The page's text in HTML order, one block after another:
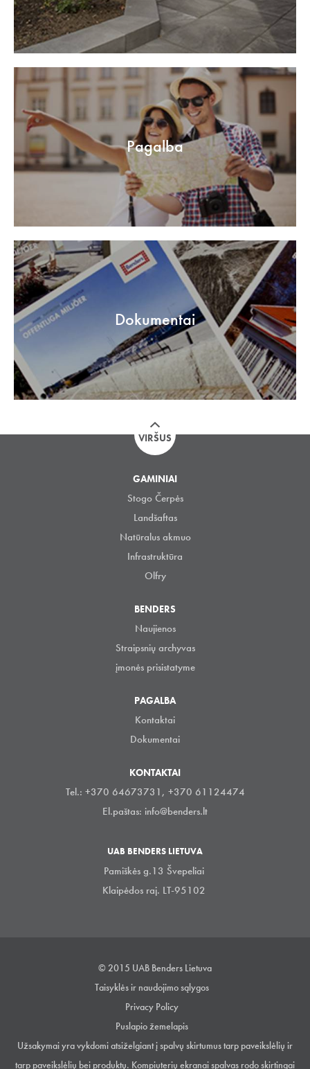
Pagalba
Dokumentai
VIRŠUS
GAMINIAI
Stogo Čerpės
Landšaftas
Natūralus akmuo
Infrastruktūra
Olfry
BENDERS
Naujienos
Straipsnių archyvas
įmonės prisistatyme
PAGALBA
Kontaktai
Dokumentai
KONTAKTAI
Tel.: +370 64673731, +370 61124474
El.paštas: info@benders.lt
UAB BENDERS LIETUVA
Pamiškės g.13 Švepeliai
Klaipėdos raj. LT-95102
© 2015 UAB Benders Lietuva
Taisyklės ir naudojimo sąlygos
Privacy Policy
Puslapio žemelapis
Užsakymai yra vykdomi atsiželgiant į spalvų skirtumus tarp paveikslėlių ir
tarp paveikslėlių bei produktų. Kompiuterių ekranai spalvas rodo skirtingai